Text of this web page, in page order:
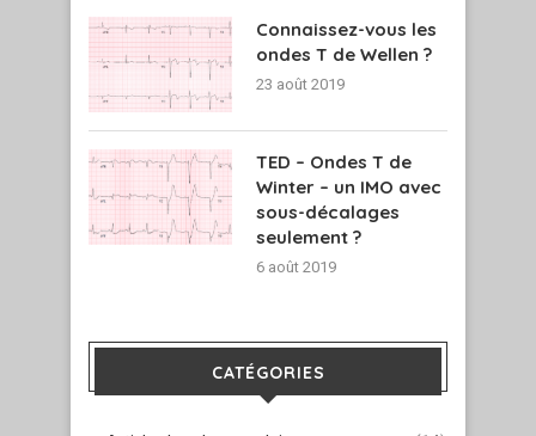
Connaissez-vous les
ondes T de Wellen ?
23 août 2019
TED – Ondes T de
Winter – un IMO avec
sous-décalages
seulement ?
6 août 2019
CATÉGORIES